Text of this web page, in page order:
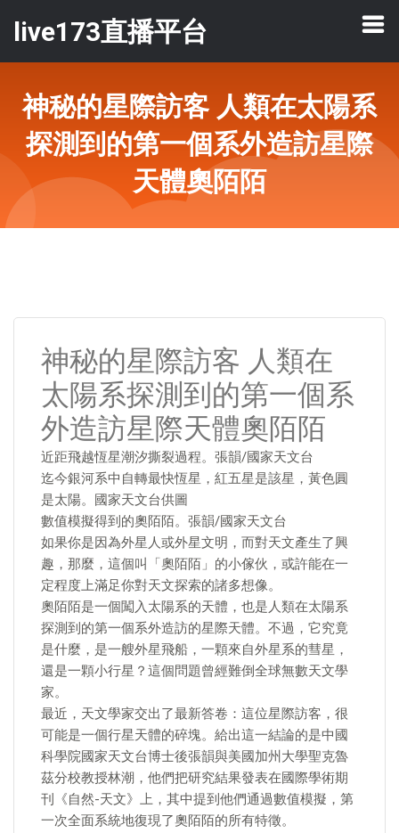
live173直播平台
神秘的星際訪客 人類在太陽系
探測到的第一個系外造訪星際
天體奧陌陌
神秘的星際訪客 人類在
太陽系探測到的第一個系
外造訪星際天體奧陌陌
近距飛越恆星潮汐撕裂過程。張韻/國家天文台
迄今銀河系中自轉最快恆星，紅五星是該星，黃色圓
是太陽。國家天文台供圖
數值模擬得到的奧陌陌。張韻/國家天文台
如果你是因為外星人或外星文明，而對天文產生了興
趣，那麼，這個叫「奧陌陌」的小傢伙，或許能在一
定程度上滿足你對天文探索的諸多想像。
奧陌陌是一個闖入太陽系的天體，也是人類在太陽系
探測到的第一個系外造訪的星際天體。不過，它究竟
是什麼，是一艘外星飛船，一顆來自外星系的彗星，
還是一顆小行星？這個問題曾經難倒全球無數天文學
家。
最近，天文學家交出了最新答卷：這位星際訪客，很
可能是一個行星天體的碎塊。給出這一結論的是中國
科學院國家天文台博士後張韻與美國加州大學聖克魯
茲分校教授林潮，他們把研究結果發表在國際學術期
刊《自然-天文》上，其中提到他們通過數值模擬，第
一次全面系統地復現了奧陌陌的所有特徵。